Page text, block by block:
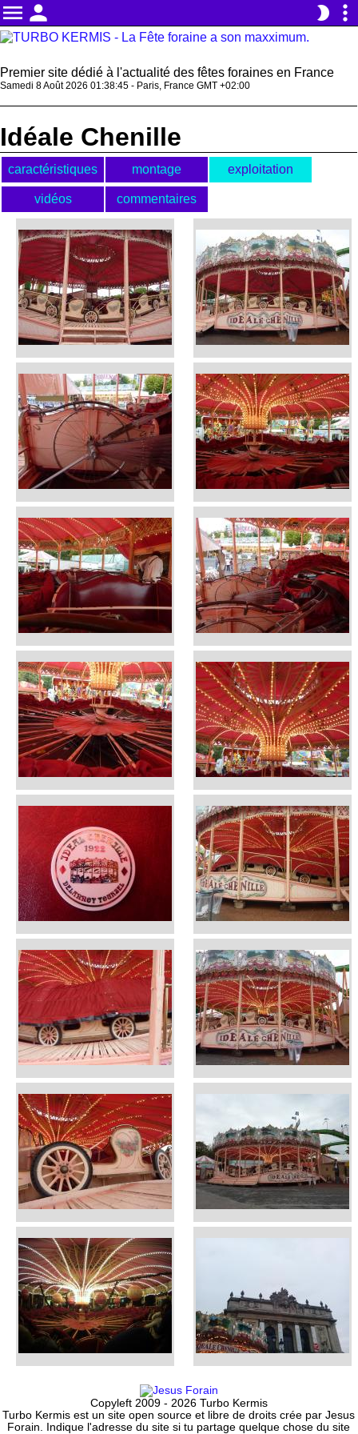
menu person brightness_2 more_vert
Premier site dédié à l'actualité des fêtes foraines en France
Samedi 8 Août 2026 01:38:45 - Paris, France GMT +02:00
Idéale Chenille
caractéristiques montage exploitation
vidéos commentaires
Copyleft 2009 - 2026 Turbo Kermis
Turbo Kermis est un site open source et libre de droits crée par Jesus
Forain. Indique l'adresse du site si tu partage quelque chose du site